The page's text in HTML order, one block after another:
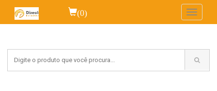
(0)
Toggle